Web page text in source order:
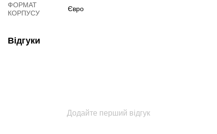
ФОРМАТ
КОРПУСУ
Євро
Відгуки
Додайте перший відгук